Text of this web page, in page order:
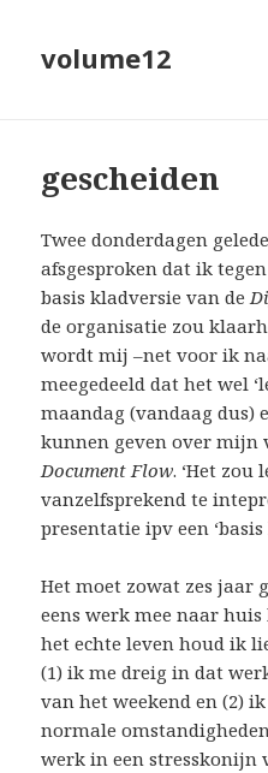
volume12
gescheiden
Twee donderdagen
afsgesproken dat ik
basis kladversie van de
de organisatie zou
wordt mij –net voor ik
meegedeeld dat het wel
maandag (vandaag dus)
kunnen geven over mijn
Document Flow. ‘Het zou
vanzelfsprekend te
presentatie ipv een ‘basis
Het moet zowat zes jaar
eens werk mee naar
het echte leven houd ik
(1) ik me dreig in dat
van het weekend en (2)
normale
werk in een stresskonijn